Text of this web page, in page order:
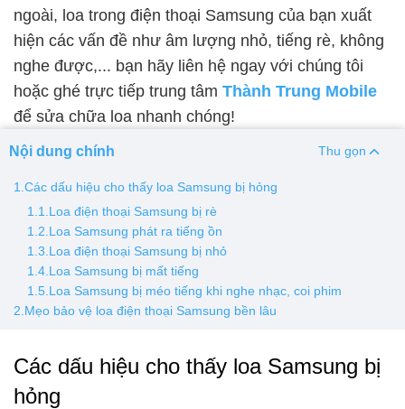
Màn hình Vsmart Màn hình Google Pixel
Thay pin
Pin iPhone Pin Samsumg Pin Oppo Pin Xiaomi
Pin Realme
Vỏ Huawei Vỏ Vivo
ngoài, loa trong điện thoại Samsung của bạn xuất
hiện các vấn đề như âm lượng nhỏ, tiếng rè, không
nghe được,... bạn hãy liên hệ ngay với chúng tôi
hoặc ghé trực tiếp trung tâm Thành Trung Mobile
để sửa chữa loa nhanh chóng!
Nội dung chính Thu gọn
1.Các dấu hiệu cho thấy loa Samsung bị hỏng
1.1.Loa điện thoại Samsung bị rè
1.2.Loa Samsung phát ra tiếng ồn
1.3.Loa điện thoại Samsung bị nhỏ
1.4.Loa Samsung bị mất tiếng
1.5.Loa Samsung bị méo tiếng khi nghe nhạc, coi phim
2.Mẹo bảo vệ loa điện thoại Samsung bền lâu
Các dấu hiệu cho thấy loa Samsung bị
hỏng